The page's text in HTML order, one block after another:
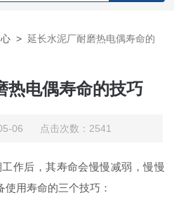
>延长水泥厂耐磨热电偶寿命的
热电偶寿命的技巧
06 点击次数：2541
作后，其寿命会慢慢减弱，慢慢
用寿命的三个技巧：